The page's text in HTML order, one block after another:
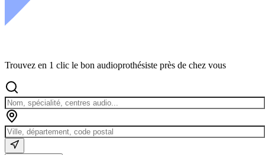
Trouvez en 1 clic le bon audioprothésiste près de chez vous